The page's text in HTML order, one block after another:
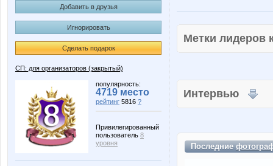
Добавить в друзья
Игнорировать
Сделать подарок
СП: для организаторов (закрытый)
популярность:
4719 место
рейтинг 5816 ?
Привилегированный
пользователь 8
уровня
Метки
Интервью
Последние